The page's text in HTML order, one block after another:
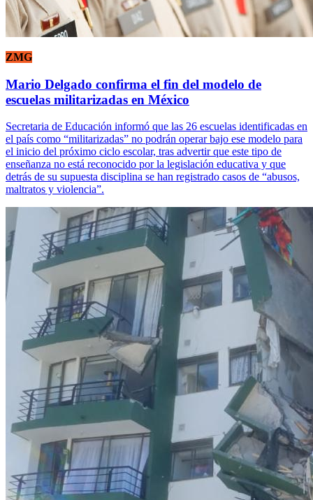
ZMG
Mario Delgado confirma el fin del modelo de
escuelas militarizadas en México
Secretaria de Educación informó que las 26 escuelas identificadas en
el país como “militarizadas” no podrán operar bajo ese modelo para
el inicio del próximo ciclo escolar, tras advertir que este tipo de
enseñanza no está reconocido por la legislación educativa y que
detrás de su supuesta disciplina se han registrado casos de “abusos,
maltratos y violencia”.